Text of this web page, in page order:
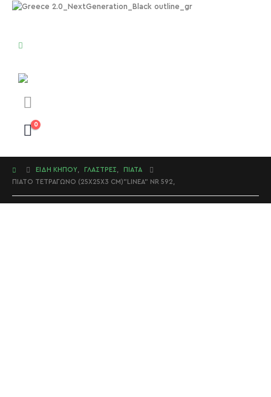
0
ΕΊΔΗ ΚΉΠΟΥ ΓΛΆΣΤΡΕΣ
ΠΙΆΤΑ
ΠΙΆΤΟ ΤΕΤΡΆΓΩΝΟ (25X25X3 CM)”LINEA” NR 592,